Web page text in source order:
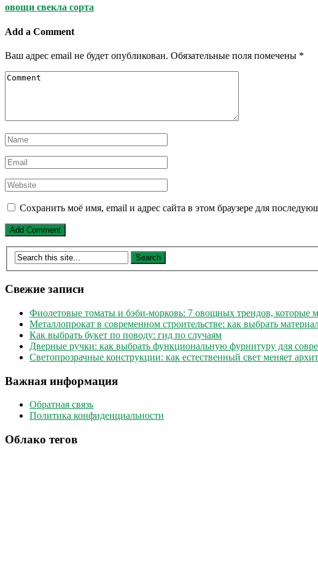
овощи свекла сорта
Add a Comment
Ваш адрес email не будет опубликован. Обязательные поля помечены *
Сохранить моё имя, email и адрес сайта в этом браузере для
Свежие записи
Фиолетовые томаты и бэби-морковь: 7 овощных трендов, которые
Металлопрокат в современном строительстве: как выбрать
Как выбрать букет по поводу: гид по случаям
Дверные ручки: как выбрать функциональную фурнитуру для
Светопрозрачные конструкции: как естественный свет меняет
Важная информация
Обратная связь
Политика конфиденциальности
Облако тегов